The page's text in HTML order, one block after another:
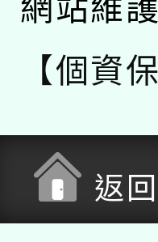
網站維
【個資
返